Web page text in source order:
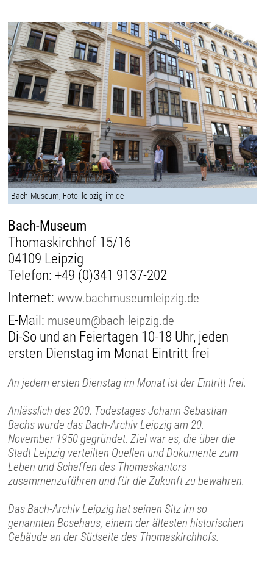
Bach-Museum, Foto: leipzig-im.de
Bach-Museum
Thomaskirchhof 15/16
04109 Leipzig
Telefon: +49 (0)341 9137-202
Internet:www.bachmuseumleipzig.de
E-Mail: museum@bach-leipzig.de
Di-So und an Feiertagen 10-18 Uhr, jeden
ersten Dienstag im Monat Eintritt frei
An jedem ersten Dienstag im Monat ist der Eintritt frei.
Anlässlich des 200. Todestages Johann Sebastian
Bachs wurde das Bach-Archiv Leipzig am 20.
November 1950 gegründet. Ziel war es, die über die
Stadt Leipzig verteilten Quellen und Dokumente zum
Leben und Schaffen des Thomaskantors
zusammenzuführen und für die Zukunft zu bewahren.
Das Bach-Archiv Leipzig hat seinen Sitz im so
genannten Bosehaus, einem der ältesten historischen
Gebäude an der Südseite des Thomaskirchhofs.